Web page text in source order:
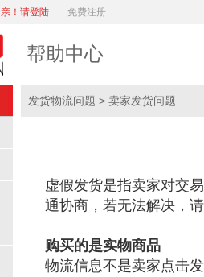
亲！请登陆 免费注册
帮助中心
发货物流问题 > 卖家发货问题
虚假发货是指卖家对交
通协商，若无法解决，
购买的是实物商品
物流信息不是卖家点击